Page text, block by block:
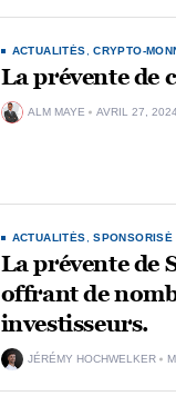
ACTUALITÉS ,CRYPTO-
La prévente de
ALM MAYE AVRIL 27, 2024
ACTUALITÉS ,SPONSORISÉ
La prévente de
offrant de
investisseurs.
JÉRÉMY HOCHWELKER